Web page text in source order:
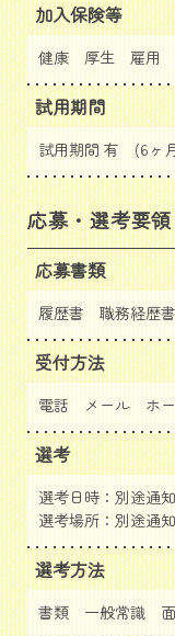
加入保険等
健康 厚生 雇用
試用期間
試用期間 有 (6ヶ
応募・選考要領
応募書類
履歴書 職務経歴
受付方法
電話 メール ホ
選考
選考日時：別途通知
選考場所：別途通知
選考方法
書類 一般常識